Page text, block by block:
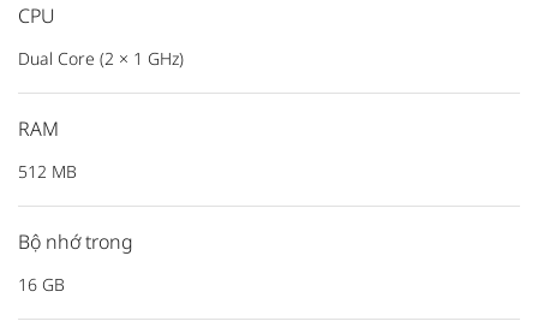
CPU
Dual Core (2 × 1 GHz)
RAM
512 MB
Bộ nhớ trong
16 GB